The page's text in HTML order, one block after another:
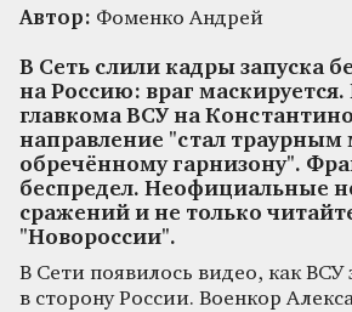
Автор: Фоменко Андрей
В Сеть слили кадры запуска
на Россию: враг маскируется.
главкома ВСУ на
направление "стал
обречённому гарнизону".
беспредел. Неофициальные
сражений и не только
"Новороссии".
В Сети появилось видео, как
в сторону России. Военкор